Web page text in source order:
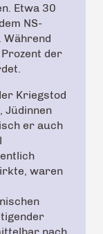
Etwa 30
NS-
Während
der
Kriegstod
Jüdinnen
er auch
waren